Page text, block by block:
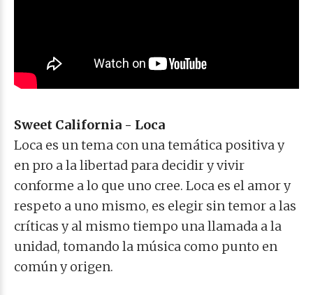
Sweet California - Loca
Loca es un tema con una temática positiva y
en pro a la libertad para decidir y vivir
conforme a lo que uno cree. Loca es el amor y
respeto a uno mismo, es elegir sin temor a las
críticas y al mismo tiempo una llamada a la
unidad, tomando la música como punto en
común y origen.